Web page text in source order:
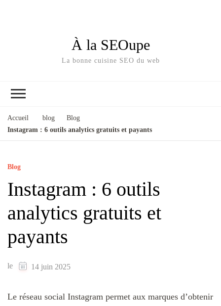
À la SEOupe
La bonne cuisine SEO du web
Accueil blog
Blog
Instagram : 6 outils analytics gratuits et payants
Blog
Instagram : 6 outils
analytics gratuits et
payants
le 14 juin 2025
Le réseau social Instagram permet aux marques d’obtenir